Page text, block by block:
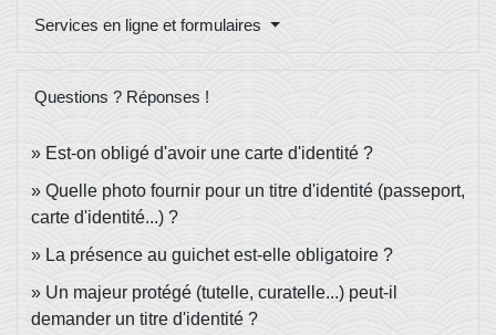
Services en ligne et formulaires
Questions ? Réponses !
Est-on obligé d'avoir une carte d'identité ?
Quelle photo fournir pour un titre d'identité (passeport,
carte d'identité...) ?
La présence au guichet est-elle obligatoire ?
Un majeur protégé (tutelle, curatelle...) peut-il
demander un titre d'identité ?